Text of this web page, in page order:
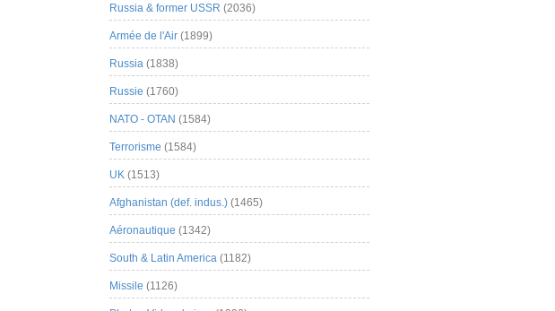
Russia & former USSR (2036)
Armée de l'Air (1899)
Russia (1838)
Russie (1760)
NATO - OTAN (1584)
Terrorisme (1584)
UK (1513)
Afghanistan (def. indus.) (1465)
Aéronautique (1342)
South & Latin America (1182)
Missile (1126)